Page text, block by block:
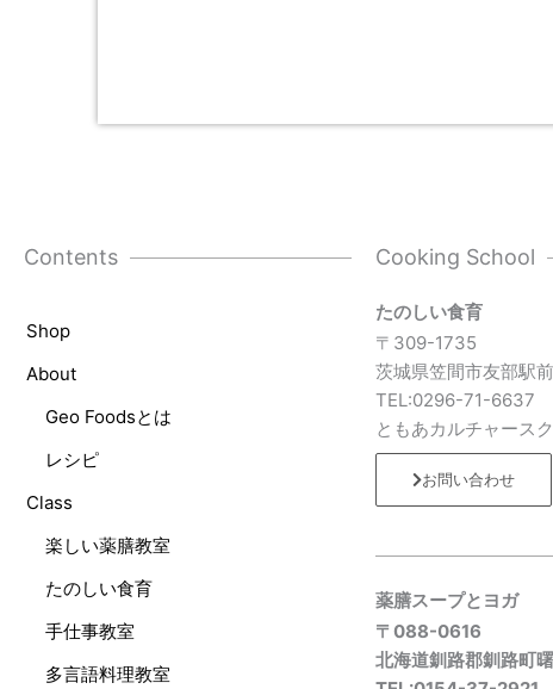
Contents
Shop
About
Geo Foodsとは
レシピ
Class
楽しい薬膳教室
たのしい食育
手仕事教室
多言語料理教室
Cooking School
たのしい食育
〒309-1735
茨城県笠間市友部駅
TEL:0296-71-6637
ともあカルチャース
お問い合わせ
薬膳スープとヨガ
〒088-0616
北海道釧路郡釧路町曙